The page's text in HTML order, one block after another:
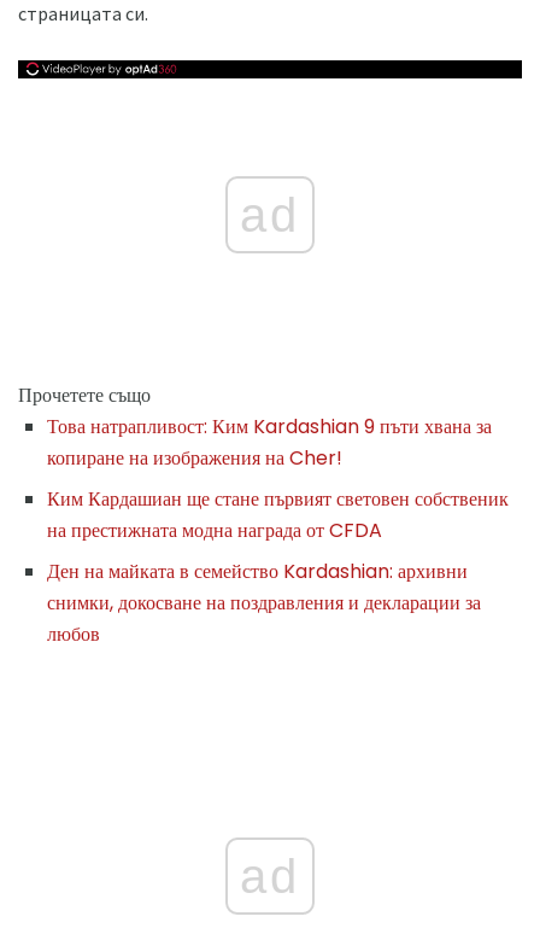
страницата си.
ad
Прочетете също
Това натрапливост: Ким Kardashian 9 пъти хвана за
копиране на изображения на Cher!
Ким Кардашиан ще стане първият световен собственик
на престижната модна награда от CFDA
Ден на майката в семейство Kardashian: архивни
снимки, докосване на поздравления и декларации за
любов
ad